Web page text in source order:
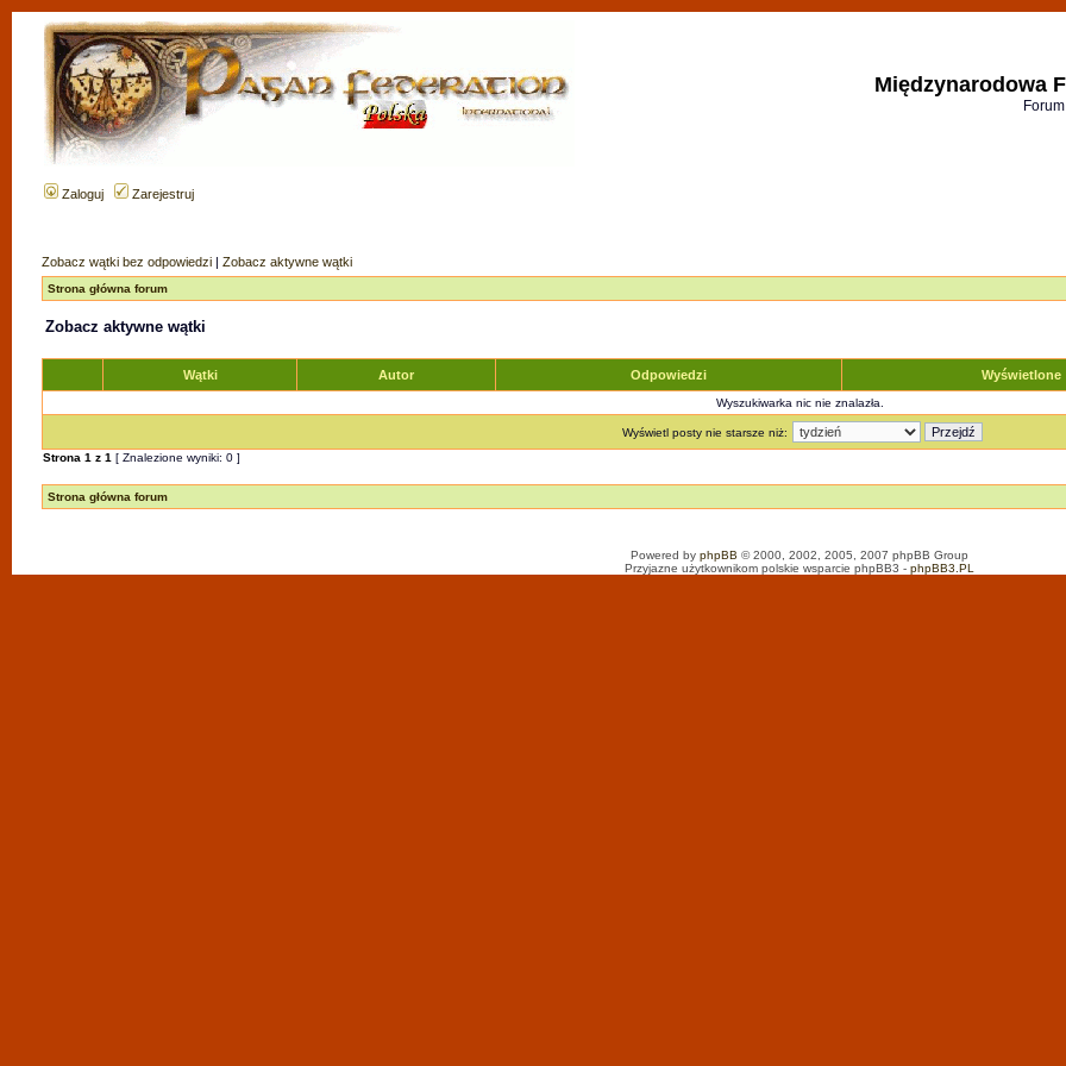
Międzynarodowa
Zaloguj Zarejestruj
Zobacz wątki bez odpowiedzi | Zobacz aktywne wątki
Strona główna forum
Zobacz aktywne wątki
Wątki Autor Odpowiedzi Wyświetlone
Wyszukiwarka nic nie znalazła.
Wyświetl posty nie starsze niż:
Strona 1 z 1 [ Znalezione wyniki: 0 ]
Strona główna forum
Powered by phpBB © 2000, 2002, 2005, 2007 phpBB Group
Przyjazne użytkownikom polskie wsparcie phpBB3 - phpBB3.PL